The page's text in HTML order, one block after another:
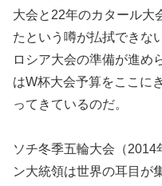
大会と22年のカタール大
たという噂が払拭できな
ロシア大会の準備が進め
はW杯大会予算をここに
ってきているのだ。
ソチ冬季五輪大会（
ン大統領は世界の耳目が